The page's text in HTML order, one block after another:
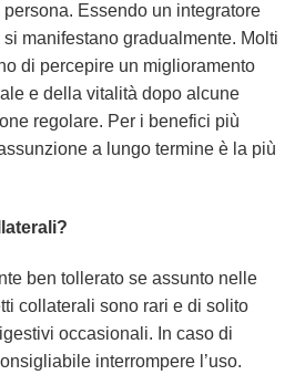
Essendo un integratore
manifestano gradualmente. Molti
di percepire un miglioramento
e della vitalità dopo alcune
regolare. Per i benefici più
a lungo termine è la più
ben tollerato se assunto nelle
collaterali sono rari e di solito
occasionali. In caso di
interrompere l’uso.